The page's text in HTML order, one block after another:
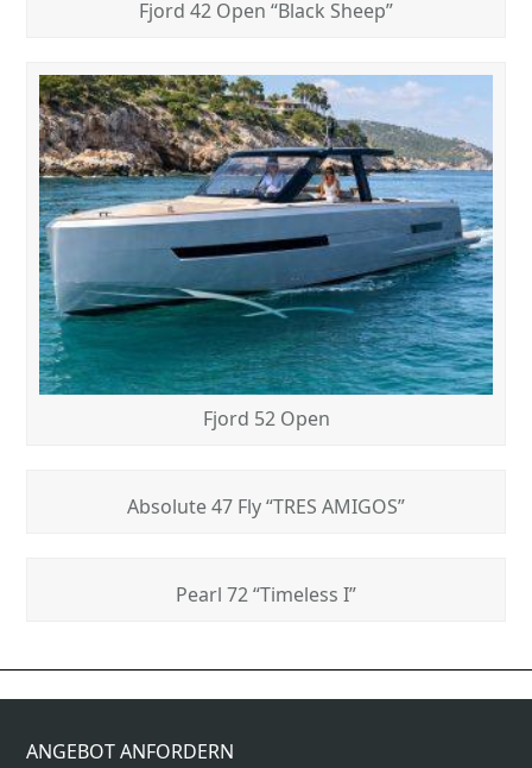
Fjord 42 Open “Black Sheep”
Fjord 52 Open
Absolute 47 Fly “TRES AMIGOS”
Pearl 72 “Timeless I”
previous
next
ANGEBOT ANFORDERN